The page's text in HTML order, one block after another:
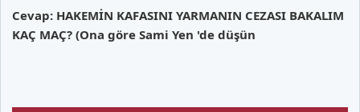
Cevap: HAKEMİN KAFASINI YARMANIN CEZASI BAKALIM
KAÇ MAÇ? (Ona göre Sami Yen 'de düşün